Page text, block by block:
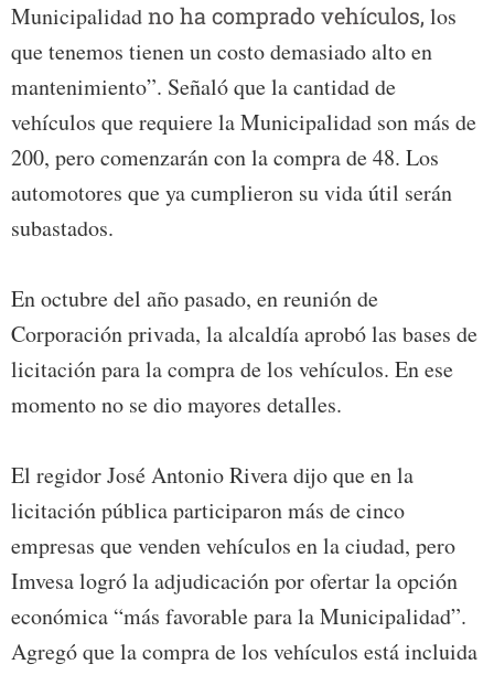
Municipalidadno ha comprado vehículos, los
que tenemos tienen un costo demasiado alto en
mantenimiento”. Señaló que la cantidad de
vehículos que requiere la Municipalidad son más de
200, pero comenzarán con la compra de 48. Los
automotores que ya cumplieron su vida útil serán
subastados.
En octubre del año pasado, en reunión de
Corporación privada, la alcaldía aprobó las bases de
licitación para la compra de los vehículos. En ese
momento no se dio mayores detalles.
El regidor José Antonio Rivera dijo que en la
licitación pública participaron más de cinco
empresas que venden vehículos en la ciudad, pero
Imvesa logró la adjudicación por ofertar la opción
económica “más favorable para la Municipalidad”.
Agregó que la compra de los vehículos está incluida